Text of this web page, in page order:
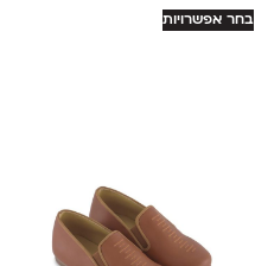
בחר אפשרויות